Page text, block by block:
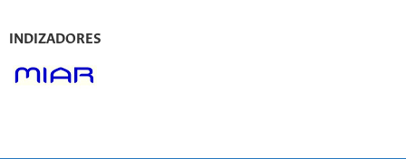
INDIZADORES